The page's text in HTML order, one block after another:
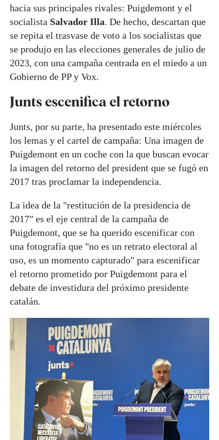
hacia sus principales rivales: Puigdemont y el
socialista Salvador Illa. De hecho, descartan que
se repita el trasvase de voto a los socialistas que
se produjo en las elecciones generales de julio de
2023, con una campaña centrada en el miedo a un
Gobierno de PP y Vox.
Junts escenifica el retorno
Junts, por su parte, ha presentado este miércoles
los lemas y el cartel de campaña: Una imagen de
Puigdemont en un coche con la que buscan evocar
la imagen del retorno del president que se fugó en
2017 tras proclamar la independencia.
La idea de la "restitución de la presidencia de
2017" es el eje central de la campaña de
Puigdemont, que se ha querido escenificar con
una fotografía que "no es un retrato electoral al
uso, es un momento capturado" para escenificar
el retorno prometido por Puigdemont para el
debate de investidura del próximo presidente
catalán.